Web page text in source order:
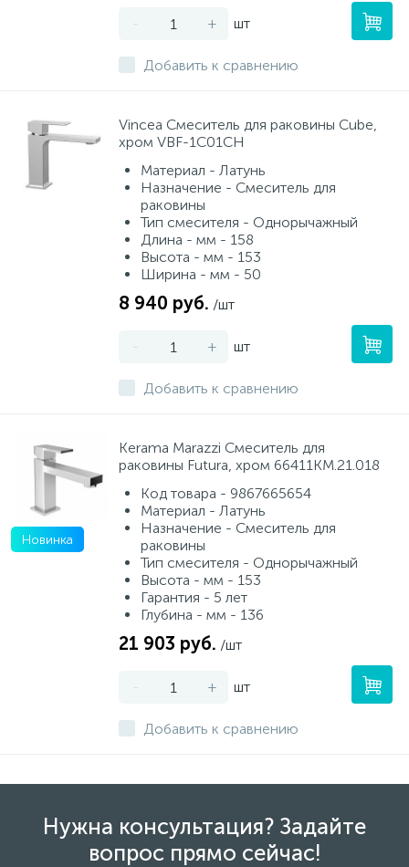
- + шт
Добавить к сравнению
Vincea Смеситель для раковины Cube,
хром VBF-1C01CH
Материал - Латунь
Назначение - Смеситель для
раковины
Тип смесителя - Однорычажный
Длина - мм - 158
Высота - мм - 153
Ширина - мм - 50
8 940 руб. /шт
- + шт
Добавить к сравнению
Новинка
Kerama Marazzi Смеситель для
раковины Futura, хром 66411KM.21.018
Код товара - 9867665654
Материал - Латунь
Назначение - Смеситель для
раковины
Тип смесителя - Однорычажный
Высота - мм - 153
Гарантия - 5 лет
Глубина - мм - 136
21 903 руб. /шт
- + шт
Добавить к сравнению
Нужна консультация? Задайте
вопрос прямо сейчас!